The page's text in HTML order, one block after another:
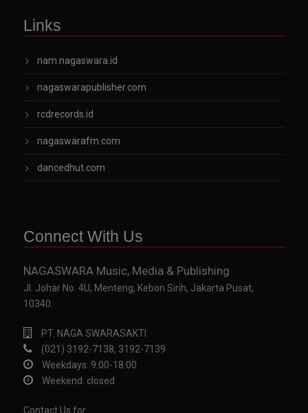
Links
nam.nagaswara.id
nagaswarapublisher.com
rcdrecords.id
nagaswarafm.com
dancedhut.com
Connect With Us
NAGASWARA Music, Media & Publishing
Jl. Johar No. 4U, Menteng, Kebon Sirih, Jakarta Pusat,
10340.
PT. NAGA SWARASAKTI
(021) 3192-7138, 3192-7139
Weekdays: 9:00-18:00
Weekend: closed
Contact Us for